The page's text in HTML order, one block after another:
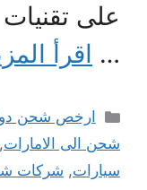
على
… اقرأ
التصنيفات
ارخص شحن
شحن الى الامارات,
سيارات, شركات